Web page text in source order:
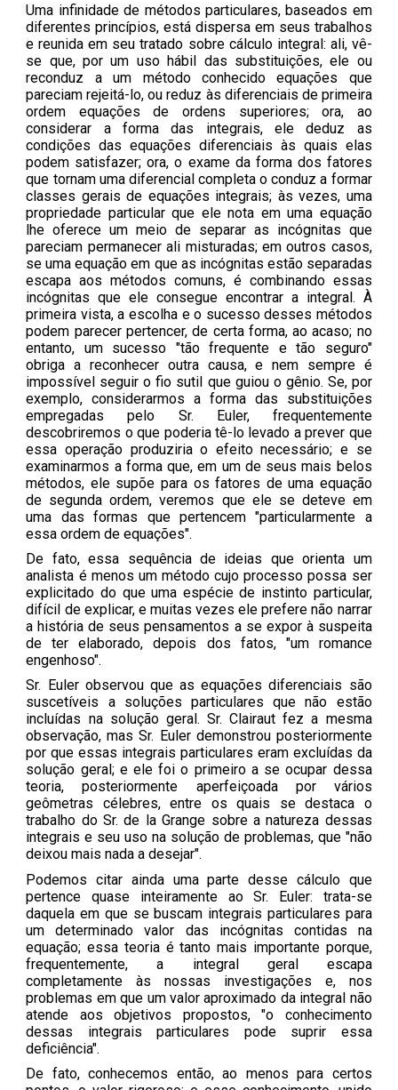
Uma infinidade de métodos particulares, baseados em
diferentes princípios, está dispersa em seus trabalhos
e reunida em seu tratado sobre cálculo integral: ali, vê-
se que, por um uso hábil das substituições, ele ou
reconduz a um método conhecido equações que
pareciam rejeitá-lo, ou reduz às diferenciais de primeira
ordem equações de ordens superiores; ora, ao
considerar a forma das integrais, ele deduz as
condições das equações diferenciais às quais elas
podem satisfazer; ora, o exame da forma dos fatores
que tornam uma diferencial completa o conduz a formar
classes gerais de equações integrais; às vezes, uma
propriedade particular que ele nota em uma equação
lhe oferece um meio de separar as incógnitas que
pareciam permanecer ali misturadas; em outros casos,
se uma equação em que as incógnitas estão separadas
escapa aos métodos comuns, é combinando essas
incógnitas que ele consegue encontrar a integral. À
primeira vista, a escolha e o sucesso desses métodos
podem parecer pertencer, de certa forma, ao acaso; no
entanto, um sucesso "tão frequente e tão seguro"
obriga a reconhecer outra causa, e nem sempre é
impossível seguir o fio sutil que guiou o gênio. Se, por
exemplo, considerarmos a forma das substituições
empregadas pelo Sr. Euler, frequentemente
descobriremos o que poderia tê-lo levado a prever que
essa operação produziria o efeito necessário; e se
examinarmos a forma que, em um de seus mais belos
métodos, ele supõe para os fatores de uma equação
de segunda ordem, veremos que ele se deteve em
uma das formas que pertencem "particularmente a
essa ordem de equações".
De fato, essa sequência de ideias que orienta um
analista é menos um método cujo processo possa ser
explicitado do que uma espécie de instinto particular,
difícil de explicar, e muitas vezes ele prefere não narrar
a história de seus pensamentos a se expor à suspeita
de ter elaborado, depois dos fatos, "um romance
engenhoso".
Sr. Euler observou que as equações diferenciais são
suscetíveis a soluções particulares que não estão
incluídas na solução geral. Sr. Clairaut fez a mesma
observação, mas Sr. Euler demonstrou posteriormente
por que essas integrais particulares eram excluídas da
solução geral; e ele foi o primeiro a se ocupar dessa
teoria, posteriormente aperfeiçoada por vários
geômetras célebres, entre os quais se destaca o
trabalho do Sr. de la Grange sobre a natureza dessas
integrais e seu uso na solução de problemas, que "não
deixou mais nada a desejar".
Podemos citar ainda uma parte desse cálculo que
pertence quase inteiramente ao Sr. Euler: trata-se
daquela em que se buscam integrais particulares para
um determinado valor das incógnitas contidas na
equação; essa teoria é tanto mais importante porque,
frequentemente, a integral geral escapa
completamente às nossas investigações e, nos
problemas em que um valor aproximado da integral não
atende aos objetivos propostos, "o conhecimento
dessas integrais particulares pode suprir essa
deficiência".
De fato, conhecemos então, ao menos para certos